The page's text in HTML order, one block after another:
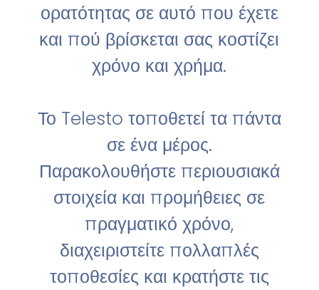
ορατότητας σε αυτό που έχετε
και πού βρίσκεται σας κοστίζει
χρόνο και χρήμα.
Το Telesto τοποθετεί τα πάντα
σε ένα μέρος.
Παρακολουθήστε περιουσιακά
στοιχεία και προμήθειες σε
πραγματικό χρόνο,
διαχειριστείτε πολλαπλές
τοποθεσίες και κρατήστε τις